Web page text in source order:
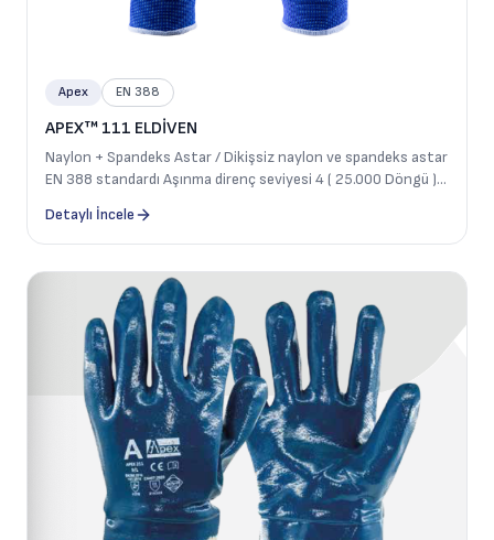
Apex EN 388
APEX™ 111 ELDİVEN
Naylon + Spandeks Astar / Dikişsiz naylon ve spandeks astar
EN 388 standardı Aşınma direnç seviyesi 4 ( 25.000 Döngü )
kaplaması Avuç içi tarafı, dayanıklılık için yükseltilmiş mikro
noktalara sahiptir
Detaylı İncele